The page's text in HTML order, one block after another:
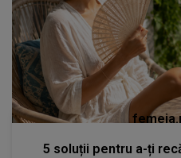
5 soluții pentru a-ți